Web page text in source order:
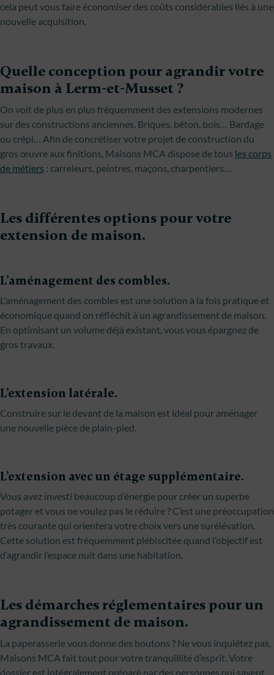
cela peut vous faire économiser des coûts considérables liés à une
nouvelle acquisition.
Quelle conception pour agrandir votre
maison à Lerm-et-Musset ?
On voit de plus en plus fréquemment des extensions modernes
sur des constructions anciennes. Briques, béton, bois… Bardage
ou crépi… Afin de concrétiser votre projet de construction du
gros œuvre aux finitions, Maisons MCA dispose de tous les corps
de métiers : carreleurs, peintres, maçons, charpentiers…
Les différentes options pour votre
extension de maison.
L’aménagement des combles.
L'aménagement des combles est une solution à la fois pratique et
économique quand on réfléchit à un agrandissement de maison.
En optimisant un volume déjà existant, vous vous épargnez de
gros travaux.
L’extension latérale.
Construire sur le devant de la maison est idéal pour aménager
une nouvelle pièce de plain-pied.
L’extension avec un étage supplémentaire.
Vous avez investi beaucoup d’énergie pour créer un superbe
potager et vous ne voulez pas le réduire ? C’est une préoccupation
très courante qui orientera votre choix vers une surélévation.
Cette solution est fréquemment plébiscitée quand l’objectif est
d’agrandir l’espace nuit dans une habitation.
Les démarches réglementaires pour un
agrandissement de maison.
La paperasserie vous donne des boutons ? Ne vous inquiétez pas,
Maisons MCA fait tout pour votre tranquillité d’esprit. Votre
dossier est intégralement préparé par des personnes qui savent